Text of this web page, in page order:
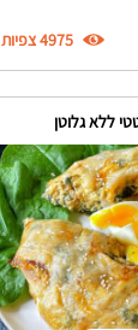
4975 צפיות
ללא גלוטן